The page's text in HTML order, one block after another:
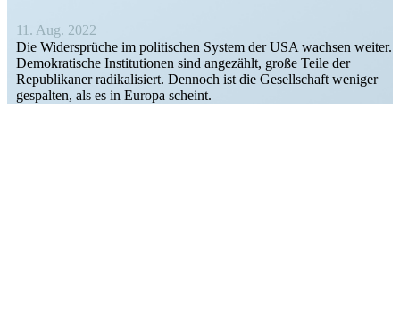
11. Aug. 2022
Die Wider­sprüche im politi­schen System der USA wachsen weiter.
Demokra­tische Insti­tu­tionen sind angezählt, große Teile der
Republi­kaner radika­li­siert. Dennoch ist die Gesell­schaft weniger
gespalten, als es in Europa scheint.